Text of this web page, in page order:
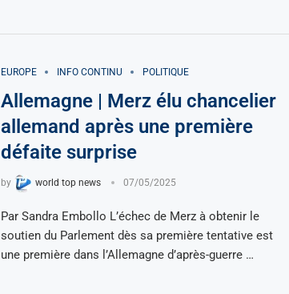
EUROPE INFO CONTINU POLITIQUE
Allemagne | Merz élu chancelier
allemand après une première
défaite surprise
by world top news 07/05/2025
Par Sandra Embollo L’échec de Merz à obtenir le
soutien du Parlement dès sa première tentative est
une première dans l’Allemagne d’après-guerre …